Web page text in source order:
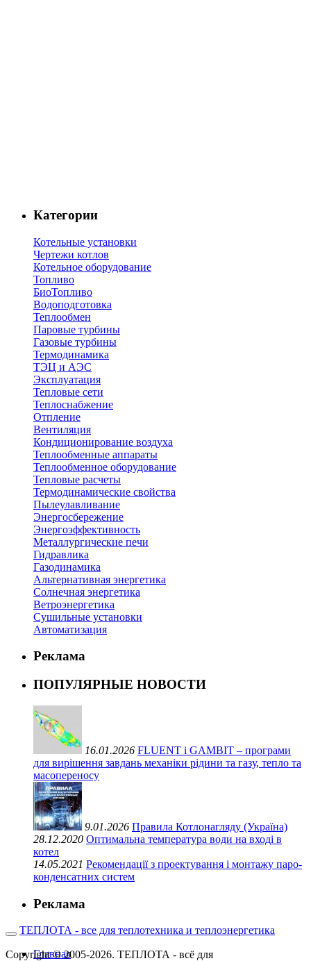
Категории
Котельные установки
Чертежи котлов
Котельное оборудование
Топливо
БиоТопливо
Водоподготовка
Теплообмен
Паровые турбины
Газовые турбины
Термодинамика
ТЭЦ и АЭС
Эксплуатация
Тепловые сети
Теплоснабжение
Отпление
Вентиляция
Кондиционирование воздуха
Теплообменные аппараты
Теплообменное оборудование
Тепловые расчеты
Термодинамические свойства
Пылеулавливание
Энергосбережение
Энергоэффективность
Металлургические печи
Гидравлика
Газодинамика
Альтернативная энергетика
Солнечная энергетика
Ветроэнергетика
Сушильные установки
Автоматизация
Реклама
ПОПУЛЯРНЫЕ НОВОСТИ
16.01.2026 FLUENT і GAMBIT – програми
для вирішення завдань механіки рідини та газу, тепло та
масопереносу
9.01.2026 Правила Котлонагляду (Україна)
28.12.2020 Оптимальна температура води на вході в
котел
14.05.2021 Рекомендації з проектування і монтажу паро-
конденсатних систем
Реклама
ТЕПЛОТА - все для теплотехника и теплоэнергетика
Главная
Copyright © 2005-2026. ТЕПЛОТА - всё для